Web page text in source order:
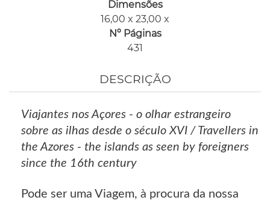
Dimensões
16,00 x 23,00 x
Nº Páginas
431
DESCRIÇÃO
Viajantes nos Açores - o olhar estrangeiro
sobre as ilhas desde o século XVI / Travellers in
the Azores - the islands as seen by foreigners
since the 16th century
Pode ser uma Viagem, à procura da nossa